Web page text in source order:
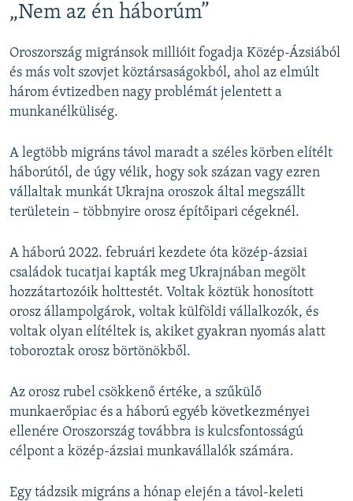
„Nem az én háborúm”
Oroszország migránsok millióit fogadja Közép-Ázsiából
és más volt szovjet köztársaságokból, ahol az elmúlt
három évtizedben nagy problémát jelentett a
munkanélküliség.
A legtöbb migráns távol maradt a széles körben elítélt
háborútól, de úgy vélik, hogy sok százan vagy ezren
vállaltak munkát Ukrajna oroszok által megszállt
területein – többnyire orosz építőipari cégeknél.
A háború 2022. februári kezdete óta közép-ázsiai
családok tucatjai kapták meg Ukrajnában megölt
hozzátartozóik holttestét. Voltak köztük honosított
orosz állampolgárok, voltak külföldi vállalkozók, és
voltak olyan elítéltek is, akiket gyakran nyomás alatt
toboroztak orosz börtönökből.
Az orosz rubel csökkenő értéke, a szűkülő
munkaerőpiac és a háború egyéb következményei
ellenére Oroszország továbbra is kulcsfontosságú
célpont a közép-ázsiai munkavállalók számára.
Egy tádzsik migráns a hónap elején a távol-keleti